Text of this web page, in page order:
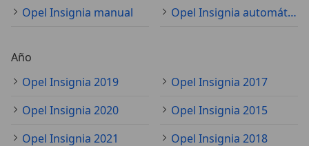
Opel Insignia manual
Opel Insignia automático
Año
Opel Insignia 2019
Opel Insignia 2017
Opel Insignia 2020
Opel Insignia 2015
Opel Insignia 2021
Opel Insignia 2018